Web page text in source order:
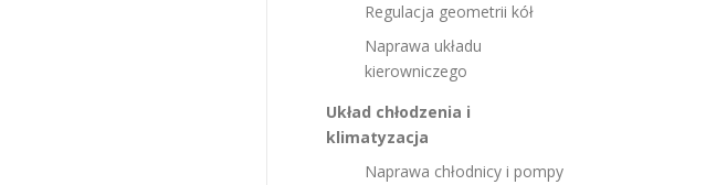
Regulacja geometrii kół
Naprawa układu
kierowniczego
Układ chłodzenia i
klimatyzacja
Naprawa chłodnicy i pompy